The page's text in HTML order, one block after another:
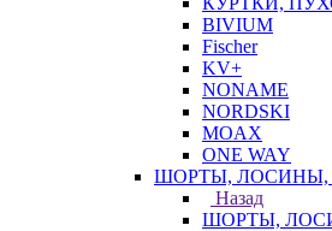
BIVIUM
Fischer
KV+
NONAME
NORDSKI
MOAX
ONE WAY
ШОРТЫ, ЛОСИНЫ,
Назад
ШОРТЫ,